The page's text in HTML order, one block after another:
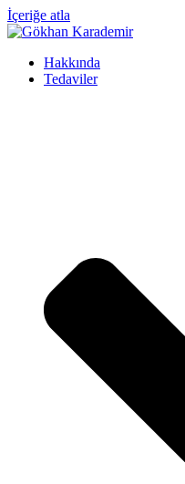
İçeriğe atla
Hakkında
Tedaviler